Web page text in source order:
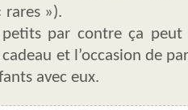
rares »).
petits par contre ça peut
et l’occasion de
avec eux.